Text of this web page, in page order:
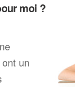
moi ?
un